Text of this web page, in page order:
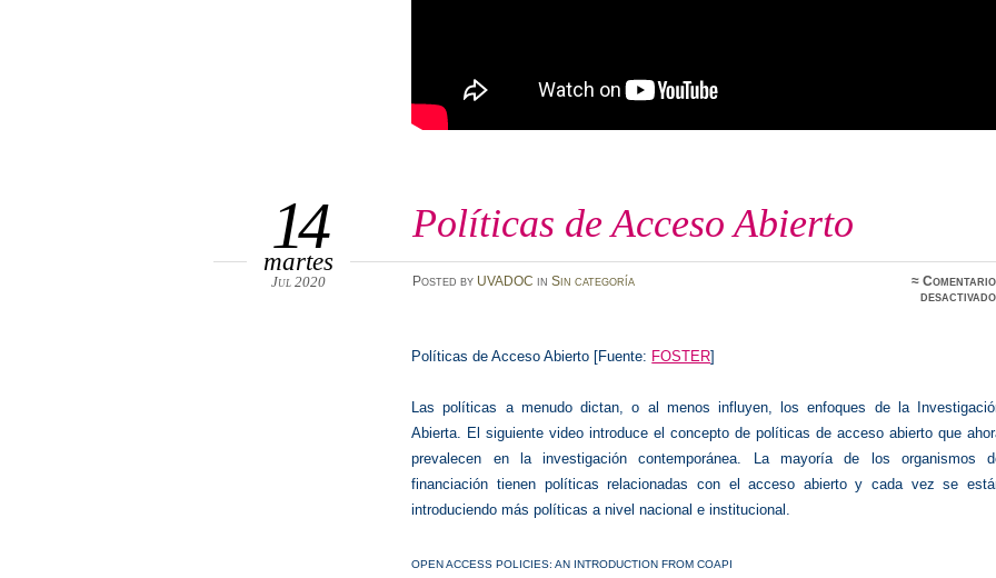
Políticas de Acceso Abierto
14
martes
Jul 2020 Posted by UVADOC in Sin categoría ≈
Políticas de Acceso Abierto [Fuente: FOSTER]
Las políticas a menudo dictan, o al menos influyen, los enfoques de la
Abierta. El siguiente video introduce el concepto de políticas de acceso abierto que
prevalecen en la investigación contemporánea. La mayoría de los organismos
financiación tienen políticas relacionadas con el acceso abierto y cada vez se
introduciendo más políticas a nivel nacional e institucional.
OPEN ACCESS POLICIES: AN INTRODUCTION FROM COAPI